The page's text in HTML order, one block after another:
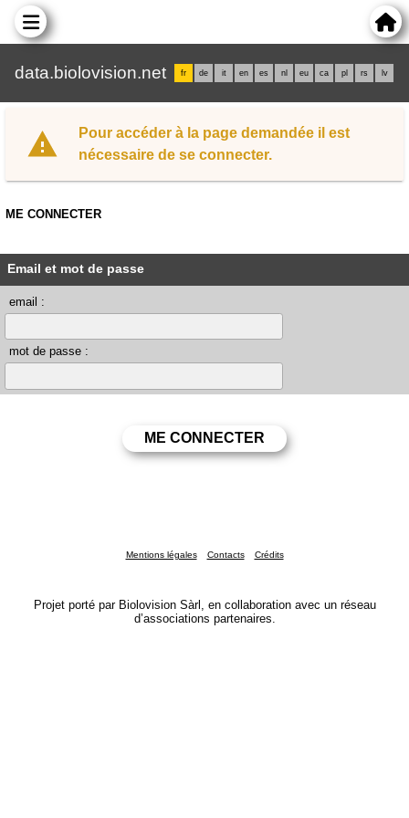
data.biolovision.net fr de it en es nl eu ca pl rs lv
Pour accéder à la page demandée il est
nécessaire de se connecter.
ME CONNECTER
Email et mot de passe
email :
mot de passe :
Mentions légales Contacts Crédits
Projet porté par Biolovision Sàrl, en collaboration avec un réseau
d’associations partenaires.